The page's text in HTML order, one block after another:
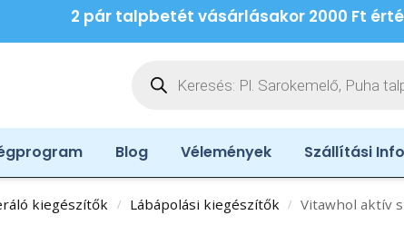
2 pár talpbetét vásárlásakor 2000 Ft
Blog Vélemények Szállítási
kiegészítők / Lábápolási kiegészítők / Vitawhol aktív